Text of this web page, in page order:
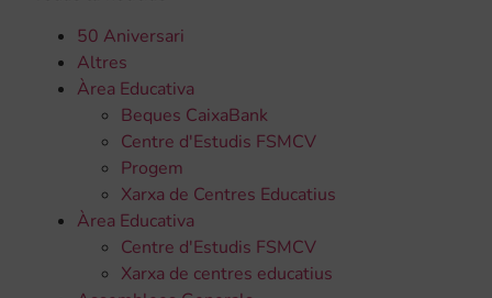
50 Aniversari
Altres
Àrea Educativa
Beques CaixaBank
Centre d'Estudis FSMCV
Progem
Xarxa de Centres Educatius
Àrea Educativa
Centre d'Estudis FSMCV
Xarxa de centres educatius